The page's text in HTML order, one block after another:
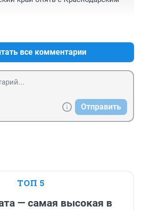
все комментарии
Отправить
ТОП 5
— самая высокая в